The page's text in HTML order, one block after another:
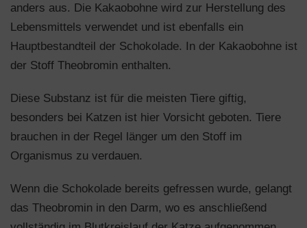
anders aus. Die Kakaobohne wird zur Herstellung des
Lebensmittels verwendet und ist ebenfalls ein
Hauptbestandteil der Schokolade. In der Kakaobohne ist
der Stoff Theobromin enthalten.
Diese Substanz ist für die meisten Tiere giftig,
besonders bei Katzen ist hier Vorsicht geboten. Tiere
brauchen in der Regel länger um den Stoff im
Organismus zu verdauen.
Wenn die Schokolade bereits gefressen wurde, gelangt
das Theobromin in den Darm, wo es anschließend